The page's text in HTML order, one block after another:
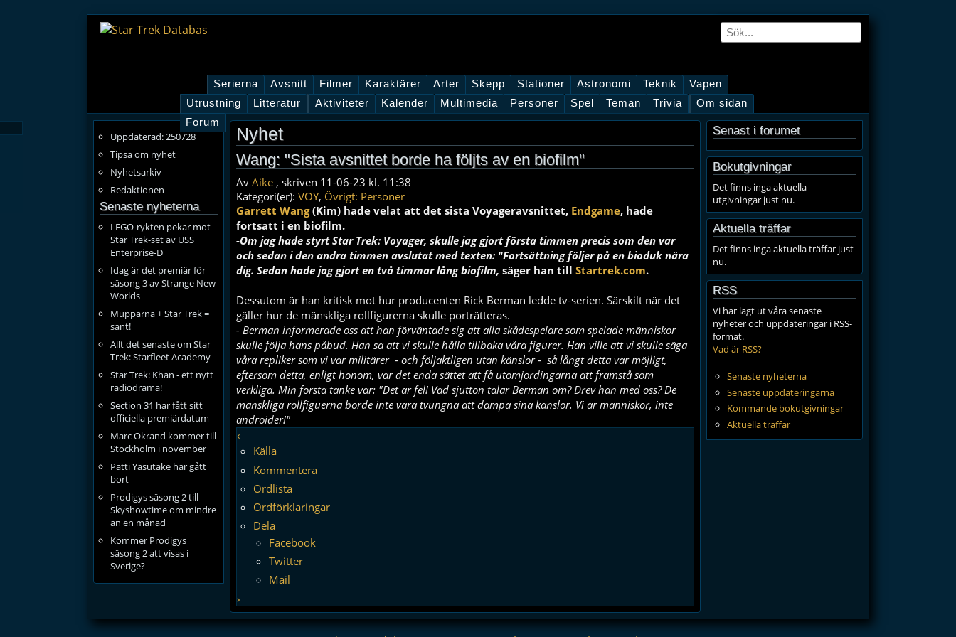
Uppdaterad: 250728
Tipsa om nyhet
Nyhetsarkiv
Redaktionen
Senaste nyheterna
LEGO-rykten pekar mot
Star Trek-set av USS
Enterprise-D
Idag är det premiär för
säsong 3 av Strange New
Worlds
Mupparna + Star Trek =
sant!
Allt det senaste om Star
Trek: Starfleet Academy
Star Trek: Khan - ett nytt
radiodrama!
Section 31 har fått sitt
officiella premiärdatum
Marc Okrand kommer till
Stockholm i november
Patti Yasutake har gått
bort
Prodigys säsong 2 till
Skyshowtime om mindre
än en månad
Kommer Prodigys
säsong 2 att visas i
Sverige?
Nyhet
Wang: "Sista avsnittet borde ha följts av en biofilm"
Av Aike , skriven 11-06-23 kl. 11:38
Kategori(er): VOY, Övrigt: Personer
Garrett Wang(Kim) hade velat att det sista Voyageravsnittet, Endgame, hade
fortsatt i en biofilm.
-Om jag hade styrt Star Trek: Voyager, skulle jag gjort första timmen precis som den var
och sedan i den andra timmen avslutat med texten: "Fortsättning följer på en bioduk nära
dig. Sedan hade jag gjort en två timmar lång biofilm, säger han till Startrek.com.
Dessutom är han kritisk mot hur producenten Rick Berman ledde tv-serien. Särskilt när det
gäller hur de mänskliga rollfigurerna skulle porträtteras.
- Berman informerade oss att han förväntade sig att alla skådespelare som spelade människor
skulle följa hans påbud. Han sa att vi skulle hålla tillbaka våra figurer. Han ville att vi skulle säga
våra repliker som vi var militärer - och följaktligen utan känslor - så långt detta var möjligt,
eftersom detta, enligt honom, var det enda sättet att få utomjordingarna att framstå som
verkliga. Min första tanke var: "Det är fel! Vad sjutton talar Berman om? Drev han med oss? De
mänskliga rollfiguerna borde inte vara tvungna att dämpa sina känslor. Vi är människor, inte
androider!"
‹
Källa
Kommentera
Ordlista
Ordförklaringar
Dela
Facebook
Twitter
Mail
›
Senast i forumet
Bokutgivningar
Det finns inga aktuella
utgivningar just nu.
Aktuella träffar
Det finns inga aktuella träffar just
nu.
RSS
Vi har lagt ut våra senaste
nyheter och uppdateringar i RSS-
format.
Vad är RSS?
Senaste nyheterna
Senaste uppdateringarna
Kommande bokutgivningar
Aktuella träffar
Serierna Avsnitt Filmer Karaktärer Arter Skepp Stationer Astronomi Teknik
Vapen
Utrustning
Litteratur Aktiviteter Kalender Multimedia Personer Spel Teman Trivia
Om sidan
Forum